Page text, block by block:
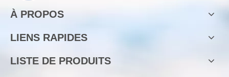
À PROPOS
LIENS RAPIDES
LISTE DE PRODUITS